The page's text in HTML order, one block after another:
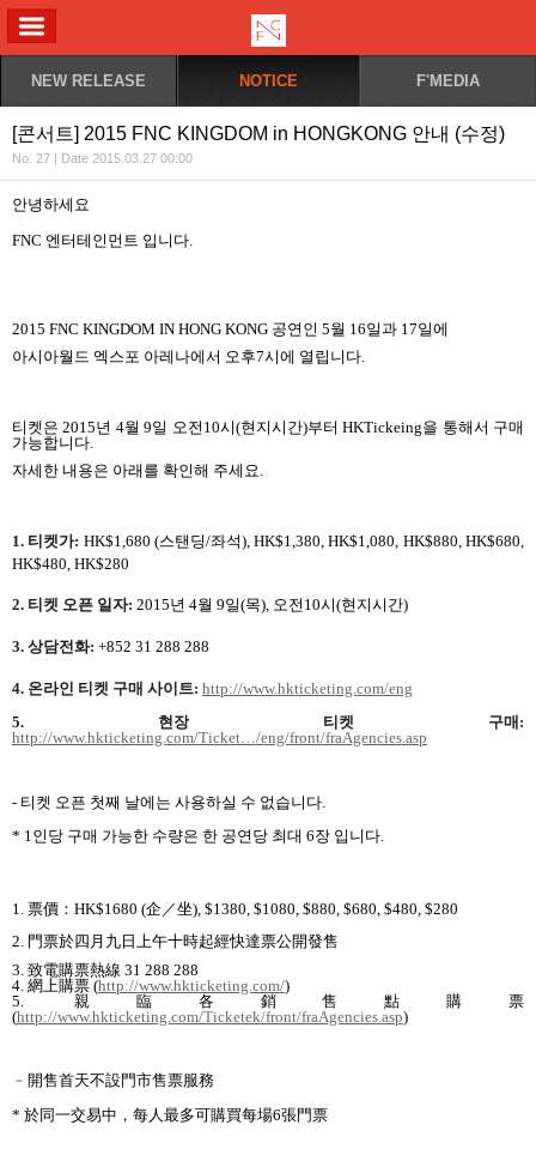
NEW RELEASE NOTICE F'MEDIA
[콘서트] 2015 FNC KINGDOM in HONGKONG 안내 (수정)
No. 27 | Date 2015.03.27 00:00
안녕하세요
FNC 엔터테인먼트 입니다
2015 FNC KINGDOM IN HONG KONG 공연인 5월 16일과 17일에
아시아월드 엑스포 아레나에서 오후7시에 열립니다.
티켓은2015년 4월9일 오전 10시(현지시간)부터HKTickeing을 통해서 구매
가능합니다
자세한 내용은 아래를 확인해 주세요.
1. 티켓가: HK$1,680 (스탠딩/좌석), HK$1,380, HK$1,080, HK$880, HK$680,
HK$480, HK$280
2. 티켓 오픈 일자: 2015년 4월 9일(목), 오전 10시(현지시간)
3. 상담전화: +852 31 288 288
4. 온라인 티켓 구매 사이트: http://www.hkticketing.com/eng
5. 현장 티켓 구매 :
http://www.hkticketing.com/Ticket…/eng/front/fraAgencies.asp
- 티켓 오픈 첫째 날에는 사용하실 수 없습니다
* 1인당 구매 가능한 수량은 한 공연당 최대 6장 입니다.
1. 票價 ：HK$1680 (企／坐), $1380, $1080, $880, $680, $480, $280
2. 門票於四月九日上午十時起經快達票公開發售
3. 致電購票熱線 31 288 288
4. 網上購票 (http://www.hkticketing.com/)
5. 親臨各銷售點購票
(http://www.hkticketing.com/Ticketek/front/fraAgencies.asp)
﹣ 開售首天不設門市售票服務
* 於同一交易中 ， 每人最多可購買每場6張門票